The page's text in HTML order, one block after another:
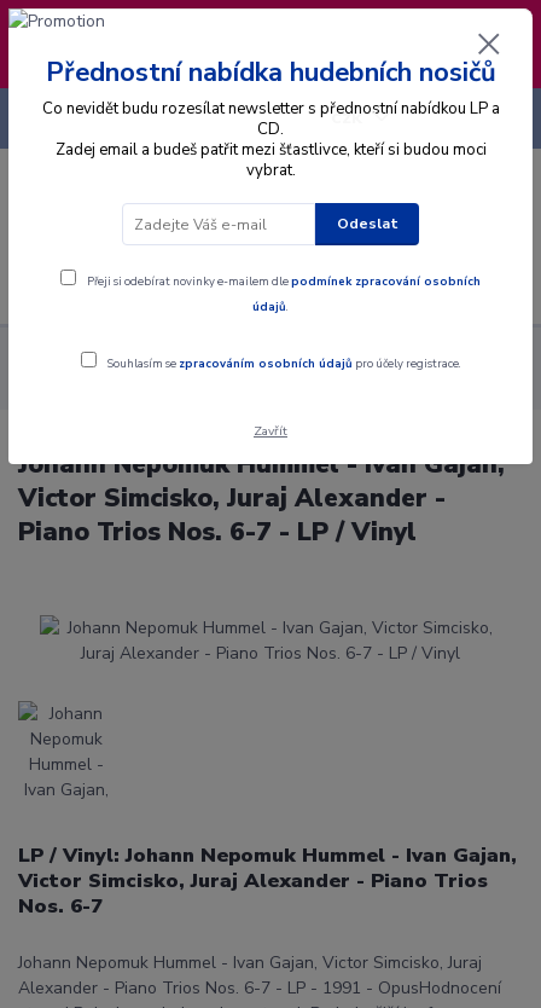
❣️ Od 4.8. do 13.8. čerpám dovolenou. Datum
expedice objednávek se posouvá na pátek
14.8.2026 🐋
Menu
CZK
+420 725 736 293
Alba Gramodesky
Johann Nepomuk Hummel - Ivan Gajan,
Johann Nepomuk Hummel - Ivan Gajan,
Victor Simcisko, Juraj Alexander -
Piano Trios Nos. 6-7 - LP / Vinyl
LP / Vinyl: Johann Nepomuk Hummel - Ivan Gajan,
Victor Simcisko, Juraj Alexander - Piano Trios
Nos. 6-7
Johann Nepomuk Hummel - Ivan Gajan, Victor Simcisko, Juraj
Alexander - Piano Trios Nos. 6-7 - LP - 1991 - OpusHodnocení
Přednostní nabídka hudebních nosičů
Co nevidět budu rozesílat newsletter s přednostní nabídkou LP a
CD.
Zadej email a budeš patřit mezi šťastlivce, kteří si budou moci
vybrat.
Odeslat
Přeji si odebírat novinky e-mailem dlepodmínek zpracování osobních
údajů.
Souhlasím se zpracováním osobních údajů pro účely registrace.
Zavřít